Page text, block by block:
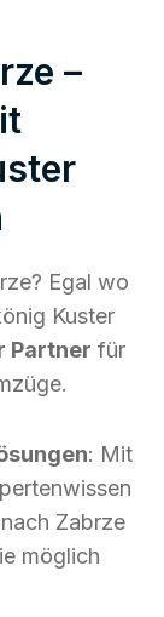
–
Egal wo
Kuster
Partner für
: Mit
Zabrze
möglich